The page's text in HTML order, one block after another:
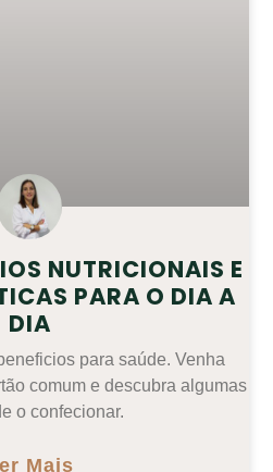
NUTRICIONAIS E
PARA O DIA A
DIA
para saúde. Venha
comum e descubra algumas
o confecionar.
Mais